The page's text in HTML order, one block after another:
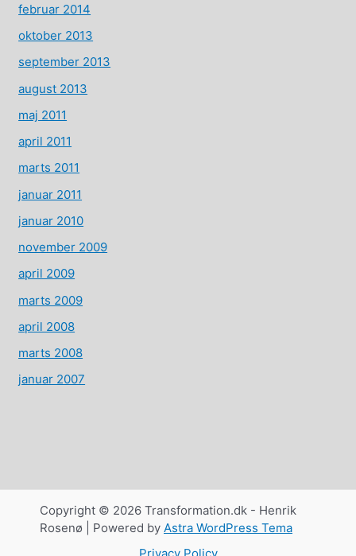
februar 2014
oktober 2013
september 2013
august 2013
maj 2011
april 2011
marts 2011
januar 2011
januar 2010
november 2009
april 2009
marts 2009
april 2008
marts 2008
januar 2007
Copyright © 2026 Transformation.dk - Henrik
Rosenø | Powered by Astra WordPress Tema